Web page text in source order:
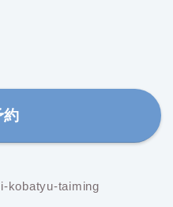
約
kobatyu-taiming